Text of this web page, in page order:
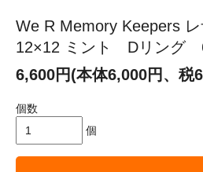
We R Memory Keepers
12×12 ミント Dリング
6,600円(本体6,000円、税
個数
個